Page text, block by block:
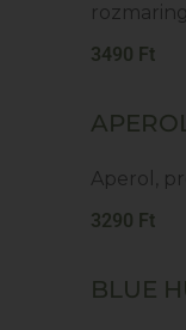
rozmaring
3490 Ft
Aperol,
3290 Ft
BLUE